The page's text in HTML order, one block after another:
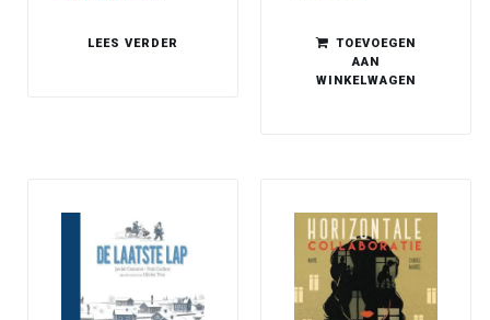
LEES VERDER
TOEVOEGEN
AAN
WINKELWAGEN